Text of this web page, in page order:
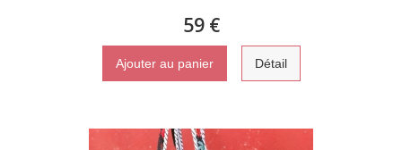
59 €
Ajouter au panier Détail